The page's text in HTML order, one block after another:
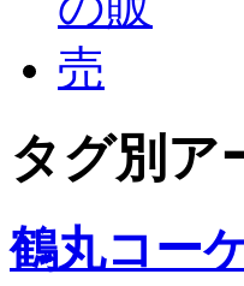
タグ別
鶴丸コー